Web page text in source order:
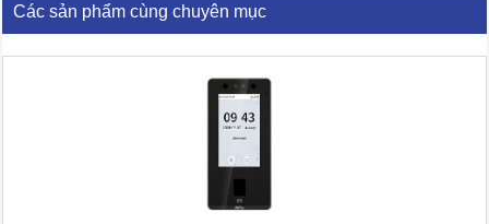
Các sản phẩm cùng chuyên mục